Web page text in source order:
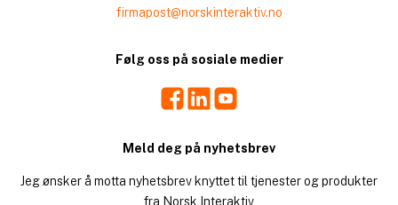
firmapost@norskinteraktiv.no
Følg oss på sosiale medier
Facebook
LinkedIn
Meld deg på nyhetsbrev
Jeg ønsker å motta nyhetsbrev knyttet til tjenester og produkter
fra Norsk Interaktiv